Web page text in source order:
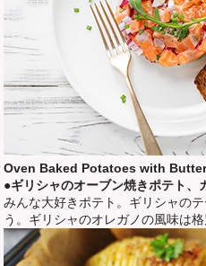
Oven Baked Potatoes with
●ギリシャのオーブン焼きポテト
みんな大好きポテト。ギリシャの
う。ギリシャのオレガノの風味は